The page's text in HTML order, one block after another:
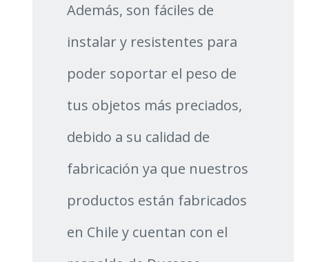
Además, son fáciles de
instalar y resistentes para
poder soportar el peso de
tus objetos más preciados,
debido a su calidad de
fabricación ya que nuestros
productos están fabricados
en Chile y cuentan con el